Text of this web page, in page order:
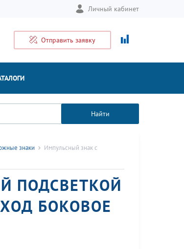
Личный кабинет
Отправить заявку
Найти
знаки
Импульсный знак с
ПОДСВЕТКОЙ
БОКОВОЕ